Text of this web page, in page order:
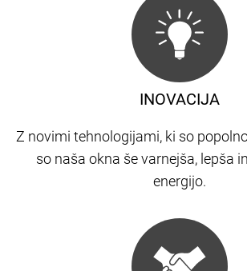
INOVACIJA
Z novimi tehnologijami, ki so
so naša okna še varnejša, lepša
energijo.